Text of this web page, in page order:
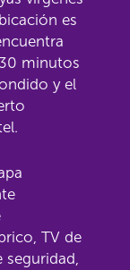
es
minutos
y el
TV de
seguridad,